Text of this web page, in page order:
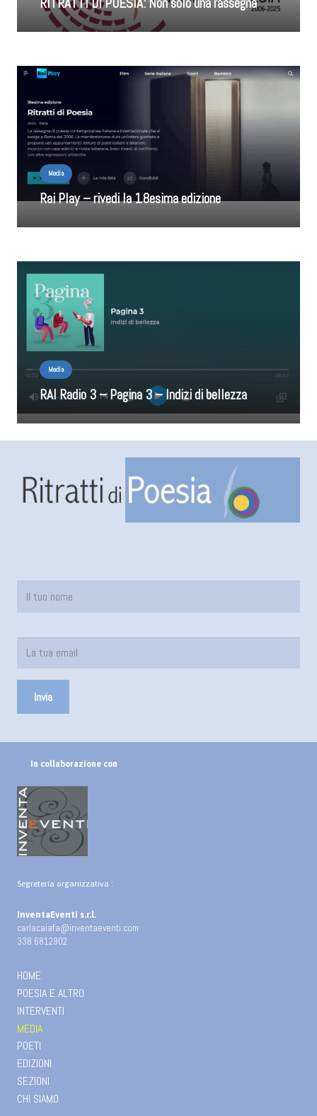
Media
Rai Play – rivedi la 18esima edizione
Media
RAI Radio 3 – Pagina 3 – Indizi di bellezza
In collaborazione con
Segreteria organizzativa :
InventaEventi s.r.l.
carlacaiafa@inventaeventi.com
338 6812902
HOME
POESIA E ALTRO
INTERVENTI
MEDIA
POETI
EDIZIONI
SEZIONI
CHI SIAMO